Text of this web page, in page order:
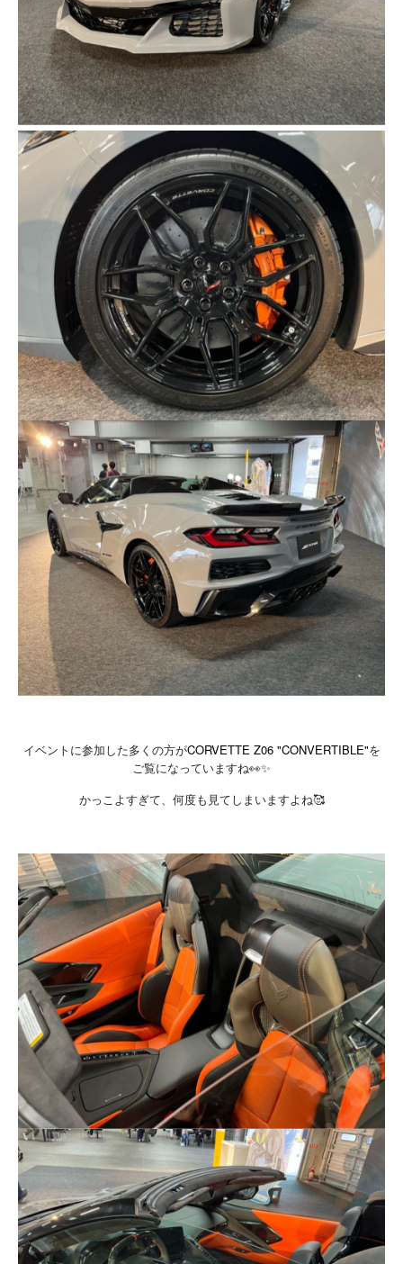
イベントに参加した多くの方がCORVETTE Z06 "CONVERTIBLE"を
ご覧になっていますね👀✨
かっこよすぎて、何度も見てしまいますよね🥰